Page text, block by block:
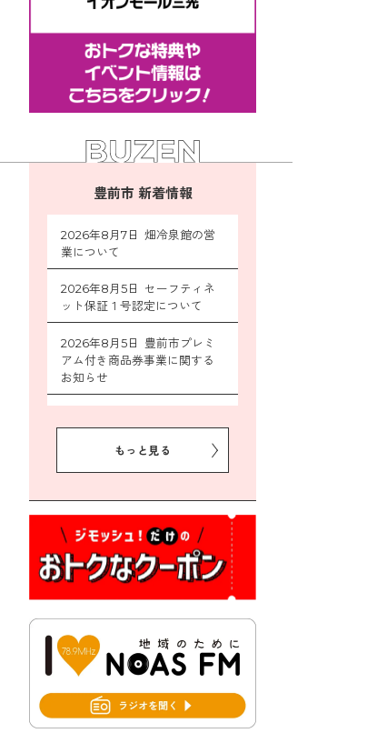
豊前市 新着情報
2026年8月7日 畑冷泉館の営
業について
2026年8月5日 セーフティネ
ット保証１号認定について
2026年8月5日 豊前市プレミ
アム付き商品券事業に関する
お知らせ
ン作戦参加者募集
対抗「福岡駅伝」出場選手募
集！
2026年7月31日 第６次豊前市
総合計画後期基本計画策定業
もっと見る